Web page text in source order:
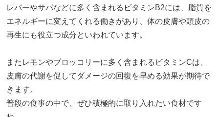
レバーやサバなどに多く含まれるビタミンB2には、脂質を
エネルギーに変えてくれる働きがあり、体の皮膚や頭皮の
再生にも役立つ成分といわれています。
またレモンやブロッコリーに多く含まれるビタミンCは、
皮膚の代謝を促してダメージの回復を早める効果が期待で
きます。
普段の食事の中で、ぜひ積極的に取り入れたい食材です